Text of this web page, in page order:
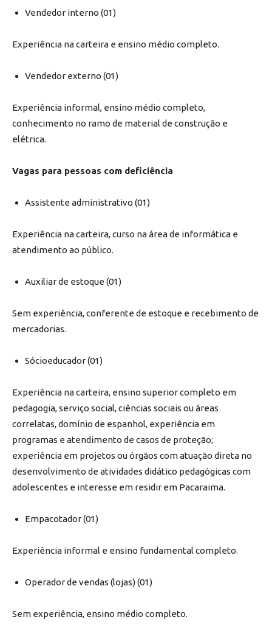
Vendedor interno (01)
Experiência na carteira e ensino médio completo.
Vendedor externo (01)
Experiência informal, ensino médio completo,
conhecimento no ramo de material de construção e
elétrica.
Vagas para pessoas com deficiência
Assistente administrativo (01)
Experiência na carteira, curso na área de informática e
atendimento ao público.
Auxiliar de estoque (01)
Sem experiência, conferente de estoque e recebimento de
mercadorias.
Sócioeducador (01)
Experiência na carteira, ensino superior completo em
pedagogia, serviço social, ciências sociais ou áreas
correlatas, domínio de espanhol, experiência em
programas e atendimento de casos de proteção;
experiência em projetos ou órgãos com atuação direta no
desenvolvimento de atividades didático pedagógicas com
adolescentes e interesse em residir em Pacaraima.
Empacotador (01)
Experiência informal e ensino fundamental completo.
Operador de vendas (lojas) (01)
Sem experiência, ensino médio completo.